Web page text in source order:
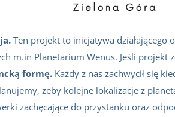
Ten projekt to inicjatywa działającego
m.in Planetarium Wenus. Jeśli
formę. Każdy z nas zachwycił się
żeby kolejne lokalizacje z
zachęcające do przystanku oraz